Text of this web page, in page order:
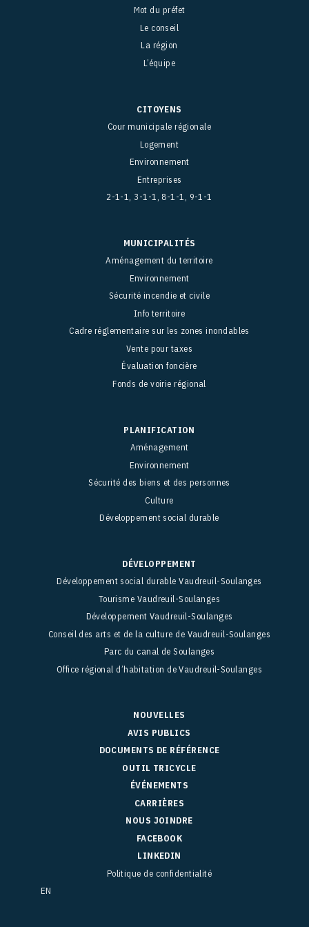
Mot du préfet
Le conseil
La région
L’équipe
CITOYENS
Cour municipale régionale
Logement
Environnement
Entreprises
2-1-1, 3-1-1, 8-1-1, 9-1-1
MUNICIPALITÉS
Aménagement du territoire
Environnement
Sécurité incendie et civile
Info territoire
Cadre réglementaire sur les zones inondables
Vente pour taxes
Évaluation foncière
Fonds de voirie régional
PLANIFICATION
Aménagement
Environnement
Sécurité des biens et des personnes
Culture
Développement social durable
DÉVELOPPEMENT
Développement social durable Vaudreuil-Soulanges
Tourisme Vaudreuil-Soulanges
Développement Vaudreuil-Soulanges
Conseil des arts et de la culture de Vaudreuil-Soulanges
Parc du canal de Soulanges
Office régional d’habitation de Vaudreuil-Soulanges
NOUVELLES
AVIS PUBLICS
DOCUMENTS DE RÉFÉRENCE
OUTIL TRICYCLE
ÉVÉNEMENTS
CARRIÈRES
NOUS JOINDRE
FACEBOOK
LINKEDIN
Politique de confidentialité
EN